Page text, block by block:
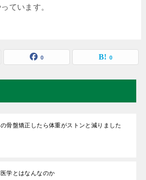
ています。
0 0
骨盤矯正したら体重がストンと減りました
学とはなんなのか